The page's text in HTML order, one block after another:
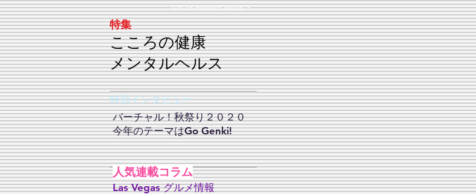
Ｇo to newest issue >
特集
こころの健康​
​メンタルヘルス
特別インタビュー
バーチャル！秋祭り２０２０
​今年のテーマはGo Genki!
人気連載コラム
Las Vegas グルメ情報